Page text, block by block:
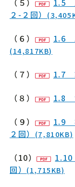
（５）
1.5
２-２回）
（６） 1.6
(14,817KB)
（７） 1.7
（８） 1.8
（９）
1.9
２回）
(7,810KB)
（10）
1.10
回）
(1,715KB)